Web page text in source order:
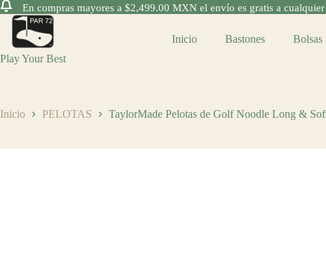
En compras mayores a $2,499.00 MXN el envío es gratis a
Saltar
contenido
Play Your Best
Inicio Bastones Bolsas
Inicio PELOTAS TaylorMade Pelotas de Golf Noodle Long &